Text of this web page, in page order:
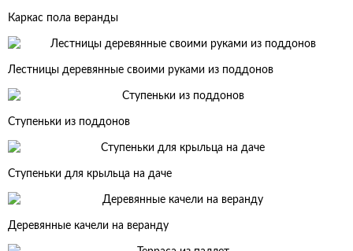
Каркас пола веранды
Лестницы деревянные своими руками из поддонов
Ступеньки из поддонов
Ступеньки для крыльца на даче
Деревянные качели на веранду